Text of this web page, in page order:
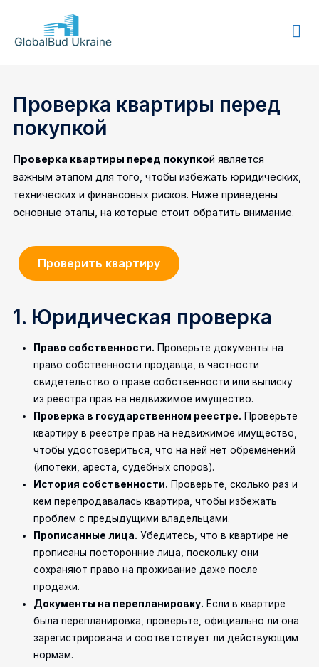
GLOBALBUD
Проверка квартиры перед
покупкой
Проверка квартиры перед покупкой является
важным этапом для того, чтобы избежать юридических,
технических и финансовых рисков. Ниже приведены
основные этапы, на которые стоит обратить внимание.
Проверить квартиру
1. Юридическая проверка
Право собственности. Проверьте документы на
право собственности продавца, в частности
свидетельство о праве собственности или выписку
из реестра прав на недвижимое имущество.
Проверка в государственном реестре. Проверьте
квартиру в реестре прав на недвижимое имущество,
чтобы удостовериться, что на ней нет обременений
(ипотеки, ареста, судебных споров).
История собственности. Проверьте, сколько раз и
кем перепродавалась квартира, чтобы избежать
проблем с предыдущими владельцами.
Прописанные лица. Убедитесь, что в квартире не
прописаны посторонние лица, поскольку они
сохраняют право на проживание даже после
продажи.
Документы на перепланировку. Если в квартире
была перепланировка, проверьте, официально ли она
зарегистрирована и соответствует ли действующим
нормам.